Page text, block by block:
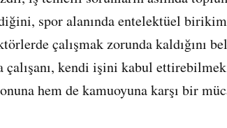
spor alanında entelektüel
çalışmak zorunda kaldığını
çalışanı, kendi işini kabul
hem de kamuoyuna karşı bir